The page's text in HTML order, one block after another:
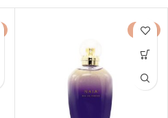
-50%